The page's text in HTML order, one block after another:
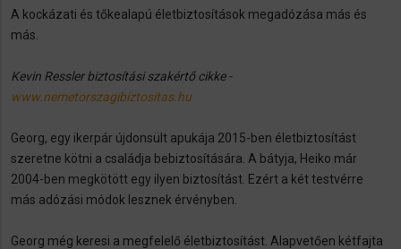
A kockázati és tőkealapú életbiztosítások megadózása más és
más.
Kevin Ressler biztosítási szakértő cikke -
www.nemetorszagibiztositas.hu
Georg, egy ikerpár újdonsült apukája 2015-ben életbiztosítást
szeretne kötni a családja bebiztosítására. A bátyja, Heiko már
2004-ben megkötött egy ilyen biztosítást. Ezért a két testvérre
más adózási módok lesznek érvényben.
Georg még keresi a megfelelő életbiztosítást. Alapvetően kétfajta